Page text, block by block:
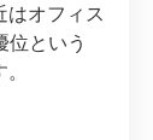
はオフィス
位という